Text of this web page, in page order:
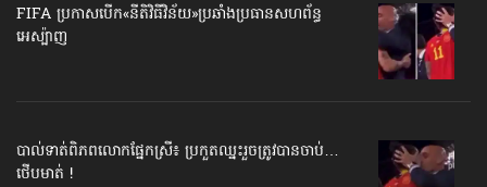
FIFA ប្រកាសបើក​«នីតិវិធីវិន័យ»​ប្រឆាំងប្រធានសហព័ន្ធ​
អេស្ប៉ាញ
បាល់ទាត់​ពិភពលោក​ផ្នែកស្រី៖ ប្រកួតឈ្នះរួច​ត្រូវបានចាប់…
ថើបមាត់ !